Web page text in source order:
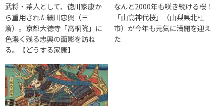
武将・茶人として、徳川家康か
ら重用された細川忠興（三
斎）。京都大徳寺「高桐院」に
色濃く残る忠興の面影を訪ね
る。【どうする家康】
なんと2000年も咲き続ける桜！
「山高神代桜」（山梨県北杜
市）が今年も元気に満開を迎え
た